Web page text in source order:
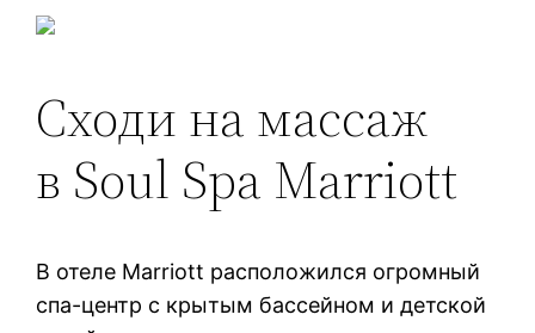
Сходи на массаж
в Soul Spa Marriott
В отеле Marriott расположился огромный
спа-центр с крытым бассейном и детской